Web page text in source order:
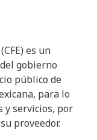
es un
gobierno
público de
para lo
y servicios, por
proveedor.